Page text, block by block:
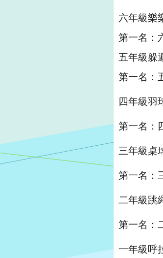
六年級樂
第一名：
五年級躲
第一名：
四年級羽
第一名：
三年級桌
第一名：
二年級跳
第一名：
一年級呼